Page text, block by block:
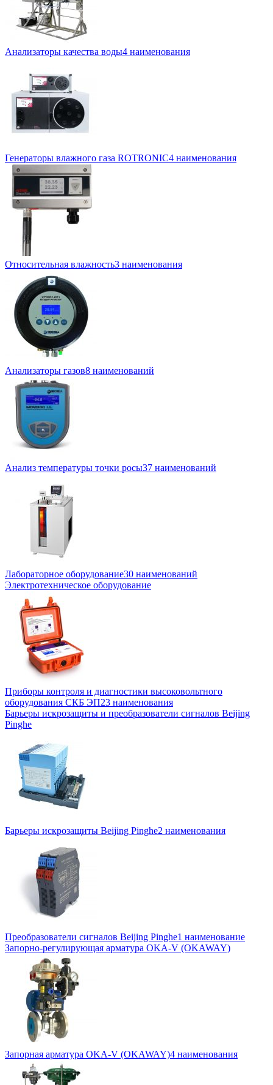
Анализаторы качества воды4 наименования
Генераторы влажного газа ROTRONIC4 наименования
Относительная влажность3 наименования
Анализаторы газов8 наименований
Анализ температуры точки росы37 наименований
Лабораторное оборудование30 наименований
Электротехническое оборудование
Приборы контроля и диагностики высоковольтного
оборудования СКБ ЭП23 наименования
Барьеры искрозащиты и преобразователи сигналов Beijing
Pinghe
Барьеры искрозащиты Beijing Pinghe2 наименования
Преобразователи сигналов Beijing Pinghe1 наименование
Запорно-регулирующая арматура OKA-V (OKAWAY)
Запорная арматура OKA-V (OKAWAY)4 наименования